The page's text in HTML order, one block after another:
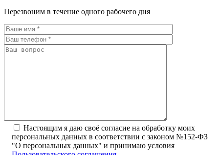
Перезвоним в течение одного рабочего дня
Настоящим я даю своё согласие на обработку моих
персональных данных в соответствии с законом №152-ФЗ
"О персональных данных" и принимаю условия